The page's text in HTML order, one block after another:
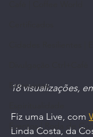
Entrevistas
Eventos | Roda de
18 visualizações,
Fiz uma Live, com
Linda Costa, da